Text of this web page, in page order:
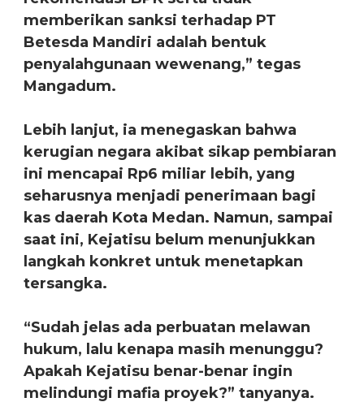
memberikan sanksi terhadap PT
Betesda Mandiri adalah bentuk
penyalahgunaan wewenang,” tegas
Mangadum.
Lebih lanjut, ia menegaskan bahwa
kerugian negara akibat sikap pembiaran
ini mencapai Rp6 miliar lebih, yang
seharusnya menjadi penerimaan bagi
kas daerah Kota Medan. Namun, sampai
saat ini, Kejatisu belum menunjukkan
langkah konkret untuk menetapkan
tersangka.
“Sudah jelas ada perbuatan melawan
hukum, lalu kenapa masih menunggu?
Apakah Kejatisu benar-benar ingin
melindungi mafia proyek?” tanyanya.